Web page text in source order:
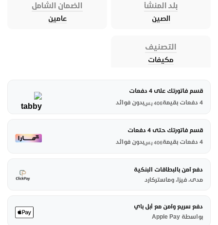
بلد المنشأ
الصين
الضمان الشامل
عامين
التصنيف
مكيفات
قسم فاتورتك على 4 دفعات
4 دفعات بقيمة
406 ر.سبدون فوائد
قسم فاتورتك حتى 4 دفعات
4 دفعات بقيمة
406 ر.سبدون فوائد
دفع آمن بالبطاقات البنكية
مدى، فيزا، وماستركارد
دفع سريع وآمن مع أبل باي
بواسطة Apple Pay